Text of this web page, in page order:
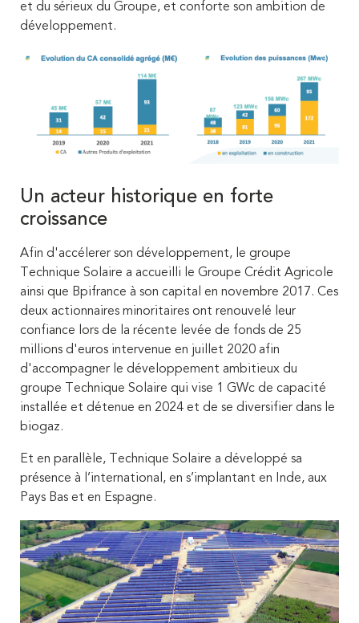
et du sérieux du Groupe, et conforte son ambition de
développement.
Un acteur historique en forte
croissance
Afin d'accélerer son développement, le groupe
Technique Solaire a accueilli le Groupe Crédit Agricole
ainsi que Bpifrance à son capital en novembre 2017. Ces
deux actionnaires minoritaires ont renouvelé leur
confiance lors de la récente levée de fonds de 25
millions d'euros intervenue en juillet 2020 afin
d'accompagner le développement ambitieux du
groupe Technique Solaire qui vise 1 GWc de capacité
installée et détenue en 2024 et de se diversifier dans le
biogaz.
Et en parallèle, Technique Solaire a développé sa
présence à l’international, en s’implantant en Inde, aux
Pays Bas et en Espagne.